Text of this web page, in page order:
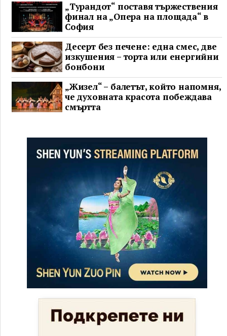
„Турандот“ поставя тържествения
финал на „Опера на площада“ в
София
Десерт без печене: една смес, две
изкушения – торта или енергийни
бонбони
„Жизел“ – балетът, който напомня,
че духовната красота побеждава
смъртта